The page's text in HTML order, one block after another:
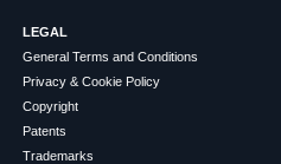
LEGAL
General Terms and Conditions
Privacy & Cookie Policy
Copyright
Patents
Trademarks